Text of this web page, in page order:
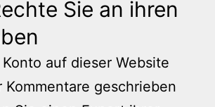
Sie an ihren
auf dieser Website
Kommentare geschrieben